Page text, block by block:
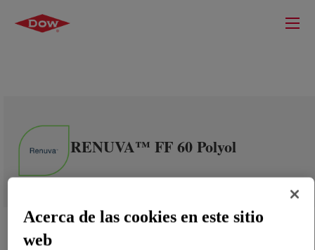
RENUVA™ FF 60 Polyol
Acerca de las cookies en este sitio
web